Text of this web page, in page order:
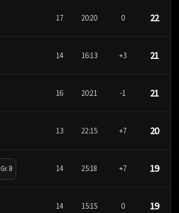
17 20:20 0 22
14 16:13 +3 21
16 20:21 -1 21
13 22:15 +7 20
Gr. B 14 25:18 +7 19
14 15:15 0 19